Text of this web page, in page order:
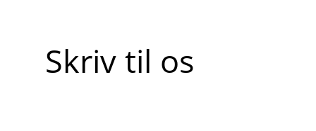
Skriv til os